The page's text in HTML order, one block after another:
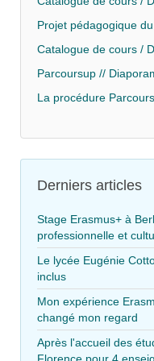
Projet pédagogique
Catalogue de cours /
Parcoursup //
La procédure
Derniers articles
Stage Erasmus+ à
professionnelle et
Le lycée Eugénie
inclus
Mon expérience
changé mon regard
Après l'accueil des
Florence pour 4